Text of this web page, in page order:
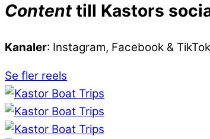
Content till Kastors
Kanaler: Instagram, Facebook & TikTok
Se fler reels